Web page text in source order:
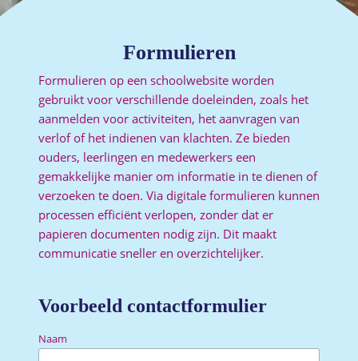
Formulieren
Formulieren op een schoolwebsite worden
gebruikt voor verschillende doeleinden, zoals het
aanmelden voor activiteiten, het aanvragen van
verlof of het indienen van klachten. Ze bieden
ouders, leerlingen en medewerkers een
gemakkelijke manier om informatie in te dienen of
verzoeken te doen. Via digitale formulieren kunnen
processen efficiënt verlopen, zonder dat er
papieren documenten nodig zijn. Dit maakt
communicatie sneller en overzichtelijker.
Voorbeeld contactformulier
Naam